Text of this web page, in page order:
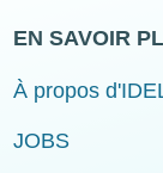
EN SAVOIR
À propos
JOBS